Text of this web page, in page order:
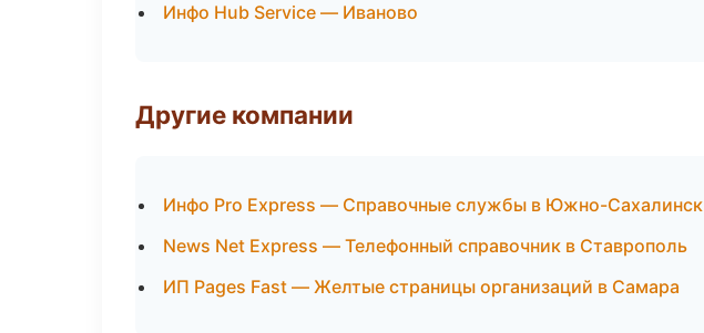
Инфо Hub Service — Иваново
Другие компании
Инфо Pro Express — Справочные службы в Южно-Сахалинск
News Net Express — Телефонный справочник в Ставрополь
ИП Pages Fast — Желтые страницы организаций в Самара